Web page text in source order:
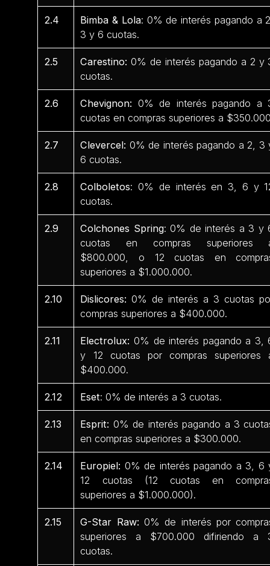
2.4 Bimba & Lola: 0% de interés pagando a
3 y 6 cuotas.
2.5 Carestino: 0% de interés pagando a 2 y
cuotas.
2.6 Chevignon: 0% de interés pagando a
cuotas en compras superiores a
2.7 Clevercel: 0% de interés pagando a 2, 3
6 cuotas.
2.8 Colboletos: 0% de interés en 3, 6 y
cuotas.
2.9 Colchones Spring: 0% de interés a 3 y
cuotas en compras superiores
$800.000, o 12 cuotas en
superiores a $1.000.000.
2.10 Dislicores: 0% de interés a 3 cuotas
compras superiores a $400.000.
2.11 Electrolux: 0% de interés pagando a 3,
y 12 cuotas por compras superiores
$400.000.
2.12 Eset: 0% de interés a 3 cuotas.
2.13 Esprit: 0% de interés pagando a 3
en compras superiores a $300.000.
2.14 Europiel: 0% de interés pagando a 3, 6
12 cuotas (12 cuotas en
superiores a $1.000.000).
2.15 G-Star Raw: 0% de interés por
superiores a $700.000 difiriendo a
cuotas.